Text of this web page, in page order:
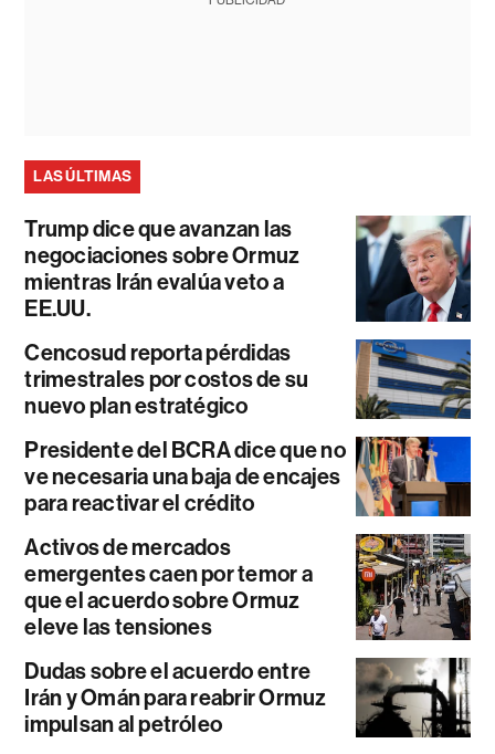
LAS ÚLTIMAS
Trump dice que avanzan las
negociaciones sobre Ormuz
mientras Irán evalúa veto a
EE.UU.
Cencosud reporta pérdidas
trimestrales por costos de su
nuevo plan estratégico
Presidente del BCRA dice que no
ve necesaria una baja de encajes
para reactivar el crédito
Activos de mercados
emergentes caen por temor a
que el acuerdo sobre Ormuz
eleve las tensiones
Dudas sobre el acuerdo entre
Irán y Omán para reabrir Ormuz
impulsan al petróleo